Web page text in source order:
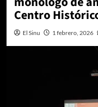
Centro
El Sinu 1 febrero, 2026